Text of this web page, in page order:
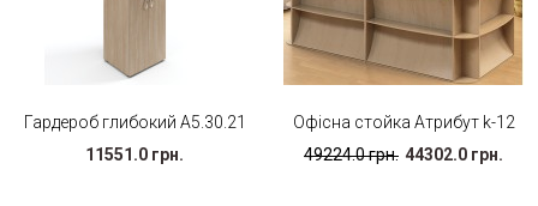
Гардероб глибокий А5.30.21
11551.0 грн.
Офісна стойка Атрибут k-12
49224.0 грн. 44302.0 грн.